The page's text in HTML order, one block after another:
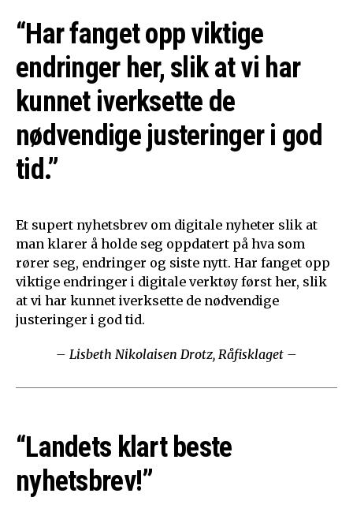
“Har fanget opp viktige
endringer her, slik at vi har
kunnet iverksette de
nødvendige justeringer i god
tid.”
Et supert nyhetsbrev om digitale nyheter slik at
man klarer å holde seg oppdatert på hva som
rører seg, endringer og siste nytt. Har fanget opp
viktige endringer i digitale verktøy først her, slik
at vi har kunnet iverksette de nødvendige
justeringer i god tid.
– Lisbeth Nikolaisen Drotz, Råfisklaget –
“Landets klart beste
nyhetsbrev!”